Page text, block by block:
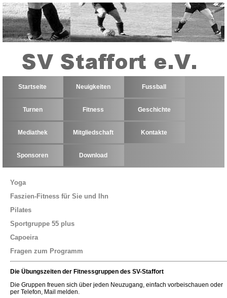
Startseite Neuigkeiten Fussball
Turnen Fitness Geschichte
Mediathek Mitgliedschaft Kontakte
Sponsoren Download
Yoga
Faszien-Fitness für Sie und Ihn
Pilates
Sportgruppe 55 plus
Capoeira
Fragen zum Programm
Die Übungszeiten der Fitnessgruppen des SV-Staffort
Die Gruppen freuen sich über jeden Neuzugang, einfach vorbeischauen oder
per Telefon, Mail melden.